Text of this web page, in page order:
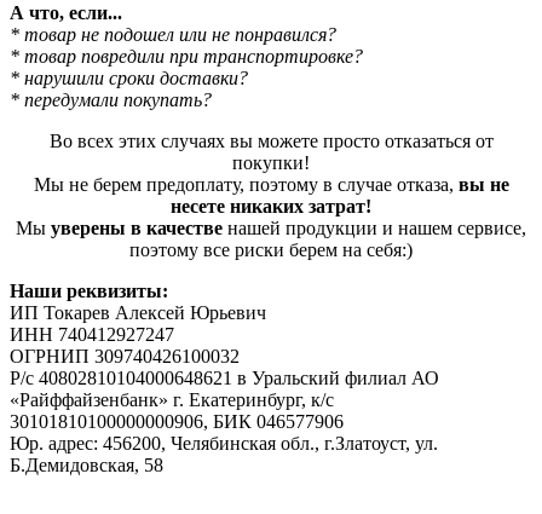
А что, если...
* товар не подошел или не понравился?
* товар повредили при транспортировке?
* нарушили сроки доставки?
* передумали покупать?
Во всех этих случаях вы можете просто отказаться от
покупки!
Мы не берем предоплату, поэтому в случае отказа, вы не
несете никаких затрат!
Мы уверены в качестве нашей продукции и нашем сервисе,
поэтому все риски берем на себя:)
Наши реквизиты:
ИП Токарев Алексей Юрьевич
ИНН 740412927247
ОГРНИП 309740426100032
Р/с 40802810104000648621 в Уральский филиал АО
«Райффайзенбанк» г. Екатеринбург, к/с
30101810100000000906, БИК 046577906
Юр. адрес: 456200, Челябинская обл., г.Златоуст, ул.
Б.Демидовская, 58